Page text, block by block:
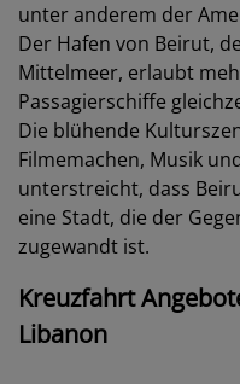
unter anderem der
Der Hafen von Beirut,
Mittelmeer, erlaubt
Passagierschiffe
Die blühende
Filmemachen, Musik
unterstreicht, dass
eine Stadt, die der
zugewandt ist.
Kreuzfahrt
Libanon